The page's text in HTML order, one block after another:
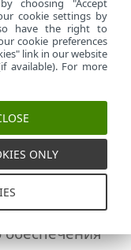
копии,
соответствии
авторских
которые
разбираете
получить
choosing "Accept
cookie settings by
have the right to
cookie preferences
link in our website
available). For more
ONLY